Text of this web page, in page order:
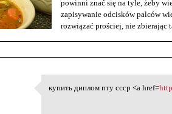
powinni znać się na tyle, żeby
zapisywanie odcisków palców
rozwiązać prościej, nie zbierając
купить диплом пту ссср
купить диплом пту ссср <a href=